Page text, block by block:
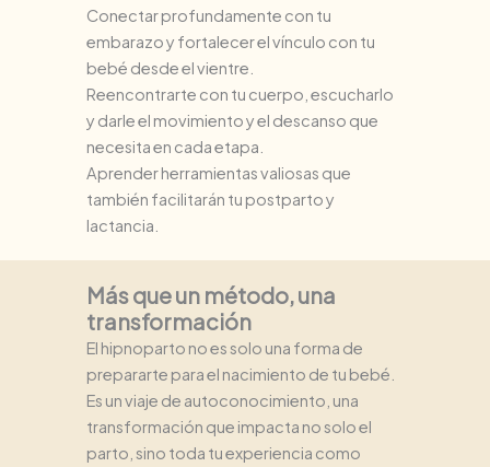
Conectar profundamente con tu
embarazo y fortalecer el vínculo con tu
bebé desde el vientre.
Reencontrarte con tu cuerpo, escucharlo
y darle el movimiento y el descanso que
necesita en cada etapa.
Aprender herramientas valiosas que
también facilitarán tu postparto y
lactancia.
Más que un método, una
transformación
El hipnoparto no es solo una forma de
prepararte para el nacimiento de tu bebé.
Es un viaje de autoconocimiento, una
transformación que impacta no solo el
parto, sino toda tu experiencia como